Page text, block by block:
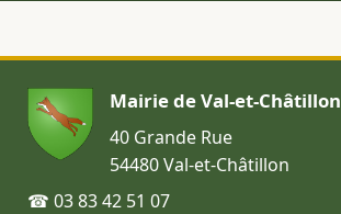
Mairie de Val-et-Châtillon
40 Grande Rue
54480 Val-et-Châtillon
☎ 03 83 42 51 07